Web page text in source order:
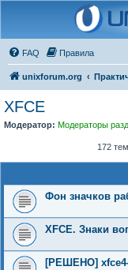
FAQ Правила
unixforum.org
XFCE
Модератор: Модераторы
172
Фон значков
XFCE. Знаки
[РЕШЕНО]